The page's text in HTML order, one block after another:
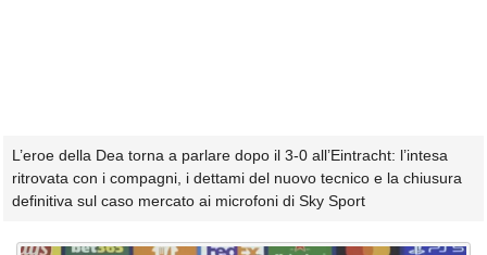
L’eroe della Dea torna a parlare dopo il 3-0 all’Eintracht: l’intesa
ritrovata con i compagni, i dettami del nuovo tecnico e la chiusura
definitiva sul caso mercato ai microfoni di Sky Sport